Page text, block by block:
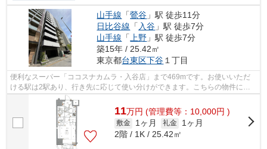
山手線 「鶯谷 」駅 徒歩11分
日比谷線 「 入谷 」駅 徒歩7分
山手線 「 上野 」駅 徒歩7分
築15年 / 25.42㎡
東京都台東区下谷 １丁目
便利なスーパー「ココスナカムラ・入谷店」まで469mです。お使いいただ
ける駅は2駅あり、行き先に応じて使い分けができます。こちらの物件には
エレベーターが付いています。こちらは初...
11万円 (管理費等：10,000円 )
敷金 1ヶ月 礼金
1ヶ月
2階 / 1K / 25.42㎡